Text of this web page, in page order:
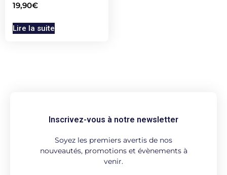
19,90€
Lire la suite
Inscrivez-vous à notre newsletter
Soyez les premiers avertis de nos
nouveautés, promotions et évènements à
venir.